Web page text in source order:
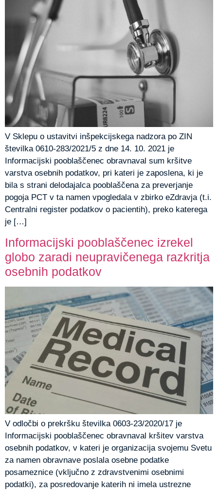
V Sklepu o ustavitvi inšpekcijskega nadzora po ZIN
številka 0610-283/2021/5 z dne 14. 10. 2021 je
Informacijski pooblaščenec obravnaval sum kršitve
varstva osebnih podatkov, pri kateri je zaposlena, ki je
bila s strani delodajalca pooblaščena za preverjanje
pogoja PCT v ta namen vpogledala v zbirko eZdravja (t.i.
Centralni register podatkov o pacientih), preko katerega
je […]
Informacijski pooblaščenec izrekel
globo zaradi neupravičenega razkritja
osebnih podatkov
V odločbi o prekršku številka 0603-23/2020/17 je
Informacijski pooblaščenec obravnaval kršitev varstva
osebnih podatkov, v kateri je organizacija svojemu Svetu
za namen obravnave poslala osebne podatke
posameznice (vključno z zdravstvenimi osebnimi
podatki), za posredovanje katerih ni imela ustrezne